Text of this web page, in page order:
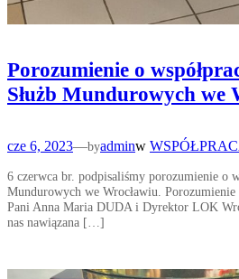
Porozumienie o
Służb Mundurowych we
cze 6, 2023—byadminw
6 czerwca br. podpisaliśmy porozumienie o
Mundurowych we Wrocławiu.
Pani Anna Maria DUDA i Dyrektor LOK
nas nawiązana […]